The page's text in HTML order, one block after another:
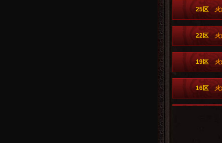
25区
22区
19区
16区